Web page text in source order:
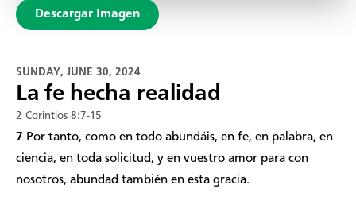
Descargar Imagen
SUNDAY, JUNE 30, 2024
La fe hecha realidad
2 Corintios 8:7-15
7 Por tanto, como en todo abundáis, en fe, en palabra, en
ciencia, en toda solicitud, y en vuestro amor para con
nosotros, abundad también en esta gracia.